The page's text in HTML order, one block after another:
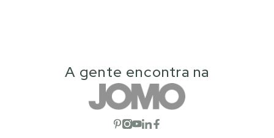
A gente encontra na
Abrir rede social
Abrir rede social
Abrir rede social
Abrir rede social
Abrir rede social